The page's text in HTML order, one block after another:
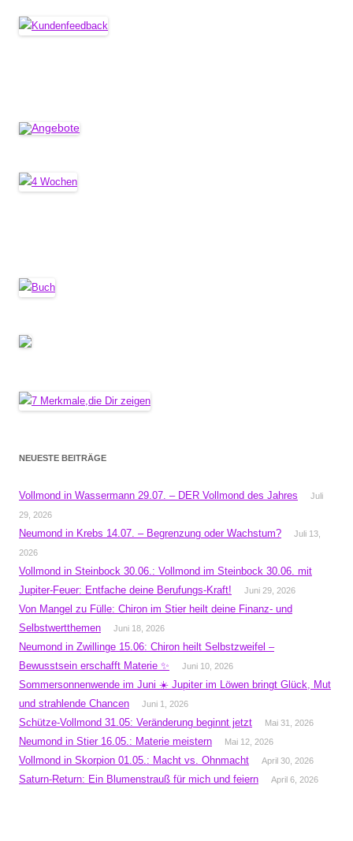
NEUESTE BEITRÄGE
Vollmond in Wassermann 29.07. – DER Vollmond des Jahres
Juli
29, 2026
Neumond in Krebs 14.07. – Begrenzung oder Wachstum?
Juli 13,
2026
Vollmond in Steinbock 30.06.: Vollmond im Steinbock 30.06. mit
Jupiter-Feuer: Entfache deine Berufungs-Kraft!
Juni 29, 2026
Von Mangel zu Fülle: Chiron im Stier heilt deine Finanz- und
Selbstwertthemen
Juni 18, 2026
Neumond in Zwillinge 15.06: Chiron heilt Selbstzweifel –
Bewusstsein erschafft Materie ✨
Juni 10, 2026
Sommersonnenwende im Juni ☀️ Jupiter im Löwen bringt Glück, Mut
und strahlende Chancen
Juni 1, 2026
Schütze-Vollmond 31.05: Veränderung beginnt jetzt Mai 31, 2026
Neumond in Stier 16.05.: Materie meistern Mai 12, 2026
Vollmond in Skorpion 01.05.: Macht vs. Ohnmacht April 30, 2026
Saturn-Return: Ein Blumenstrauß für mich und feiern April 6, 2026